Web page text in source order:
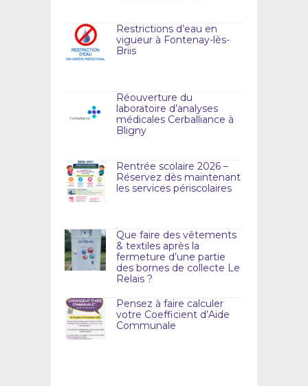
Restrictions d’eau en
vigueur à Fontenay-lès-
Briis
Réouverture du
laboratoire d’analyses
médicales Cerballiance à
Bligny
Rentrée scolaire 2026 –
Réservez dès maintenant
les services périscolaires
Que faire des vêtements
& textiles après la
fermeture d’une partie
des bornes de collecte Le
Relais ?
Pensez à faire calculer
votre Coefficient d’Aide
Communale